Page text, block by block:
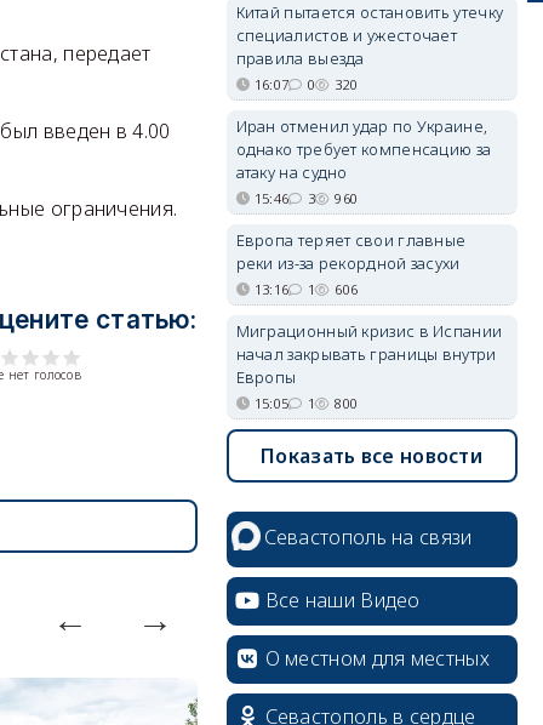
передает
введен в 4.00
ограничения.
статью:
нет голосов
Китай пытается остановить утечку
специалистов и ужесточает
правила выезда
16:07 0 320
Иран отменил удар по Украине,
однако требует компенсацию за
атаку на судно
15:46 3 960
Европа теряет свои главные
реки из-за рекордной засухи
13:16 1 606
Миграционный кризис в Испании
начал закрывать границы внутри
Европы
15:05 1 800
Показать все новости
Севастополь на связи
Все наши Видео
О местном для местных
Севастополь в сердце